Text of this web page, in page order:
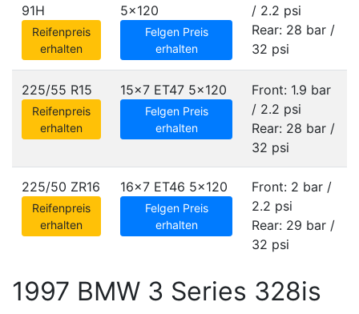
91H
Reifenpreis
erhalten
5x120
Felgen Preis
erhalten
/ 2.2 psi
Rear: 28 bar /
32 psi
225/55 R15
Reifenpreis
erhalten
15x7 ET47 5x120
Felgen Preis
erhalten
Front: 1.9 bar
/ 2.2 psi
Rear: 28 bar /
32 psi
225/50 ZR16
Reifenpreis
erhalten
16x7 ET46 5x120
Felgen Preis
erhalten
Front: 2 bar /
2.2 psi
Rear: 29 bar /
32 psi
1997 BMW 3 Series 328is